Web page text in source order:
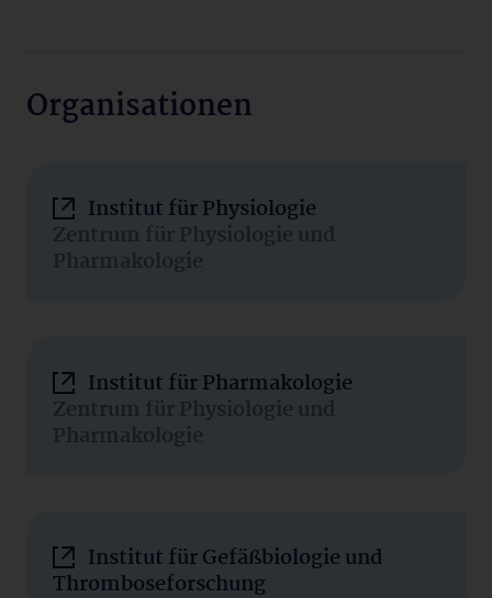
Organisationen
Institut für Physiologie
Zentrum für Physiologie und
Pharmakologie
Institut für Pharmakologie
Zentrum für Physiologie und
Pharmakologie
Institut für Gefäßbiologie und
Thromboseforschung